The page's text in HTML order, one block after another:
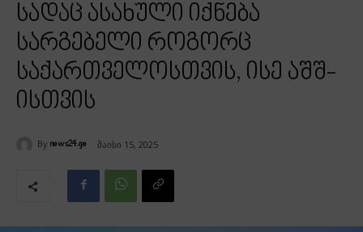
სადაც ასახული იქნება
სარგებელი როგორც
საქართველოსთვის, ისე აშშ-
ისთვის
By news24.ge მაისი 15, 2025